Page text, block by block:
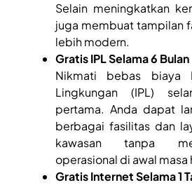
Selain meningkatkan
juga membuat tampilan
lebih modern.
Gratis IPL Selama 6 Bulan
Nikmati bebas biaya
Lingkungan (IPL)
pertama. Anda dapat
berbagai fasilitas dan
kawasan tanpa
operasional di awal masa
Gratis Internet Selama 1